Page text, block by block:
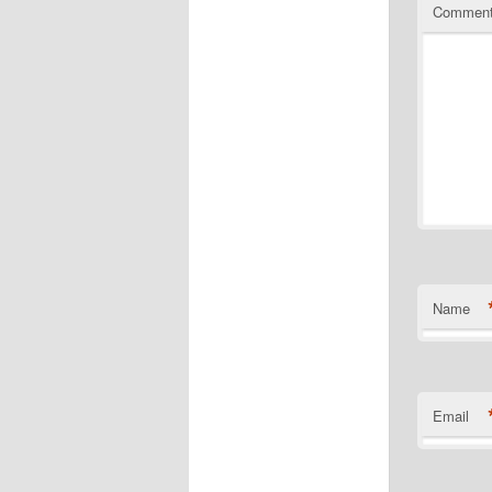
Name
Email